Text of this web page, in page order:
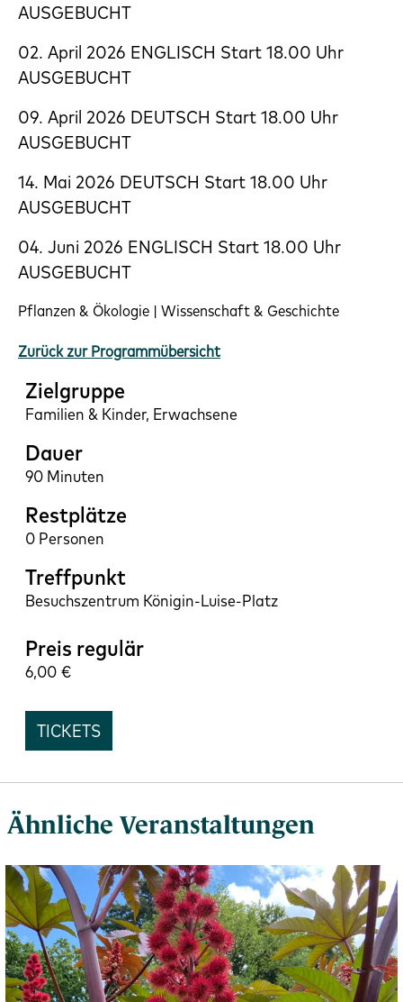
AUSGEBUCHT
02. April 2026 ENGLISCH Start 18.00 Uhr
AUSGEBUCHT
09. April 2026 DEUTSCH Start 18.00 Uhr
AUSGEBUCHT
14. Mai 2026 DEUTSCH Start 18.00 Uhr
AUSGEBUCHT
04. Juni 2026 ENGLISCH Start 18.00 Uhr
AUSGEBUCHT
Pflanzen & Ökologie | Wissenschaft & Geschichte
Zurück zur Programmübersicht
Zielgruppe
Familien & Kinder, Erwachsene
Dauer
90 Minuten
Restplätze
0
Treffpunkt
Besuchszentrum Königin-Luise-Platz
Preis regulär
6,00
TICKETS
Ähnliche Veranstaltungen